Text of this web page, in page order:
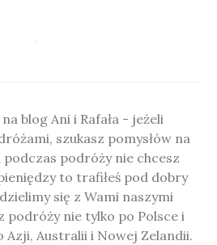
blog Ani i Rafała - jeżeli
szukasz pomysłów na
podczas podróży nie chcesz
to trafiłeś pod dobry
się z Wami naszymi
podróży nie tylko po Polsce i
Azji, Australii i Nowej Zelandii.